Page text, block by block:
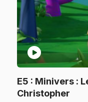
play_circle
E5 : Minivers :
Christopher